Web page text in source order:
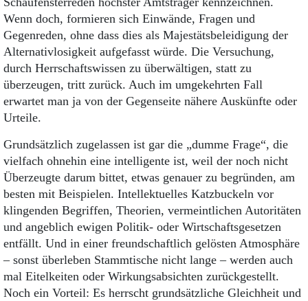
Wenn doch, formieren sich Einwände, Fragen und
Gegenreden, ohne dass dies als Majestätsbeleidigung der
Alternativlosigkeit aufgefasst würde. Die Versuchung,
durch Herrschaftswissen zu überwältigen, statt zu
überzeugen, tritt zurück. Auch im umgekehrten Fall
erwartet man ja von der Gegenseite nähere Auskünfte oder
Urteile.
Grundsätzlich zugelassen ist gar die „dumme Frage“, die
vielfach ohnehin eine intelligente ist, weil der noch nicht
Überzeugte darum bittet, etwas genauer zu begründen, am
besten mit Beispielen. Intellektuelles Katzbuckeln vor
klingenden Begriffen, Theorien, vermeintlichen Autoritäten
und angeblich ewigen Politik- oder Wirtschaftsgesetzen
entfällt. Und in einer freundschaftlich gelösten Atmosphäre
– sonst überleben Stammtische nicht lange – werden auch
mal Eitelkeiten oder Wirkungsabsichten zurückgestellt.
Noch ein Vorteil: Es herrscht grundsätzliche Gleichheit und